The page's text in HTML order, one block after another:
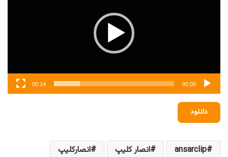
00:00
00:14
دانلود
ansarclip انصار کلیپ
انصارکلیپ